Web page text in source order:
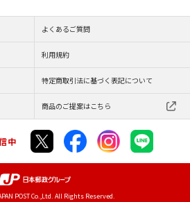
よくあるご質問
利用規約
特定商取引法に基づく表記について
商品のご提案はこちら
中
POST Co.,Ltd. All Rights Reserved.